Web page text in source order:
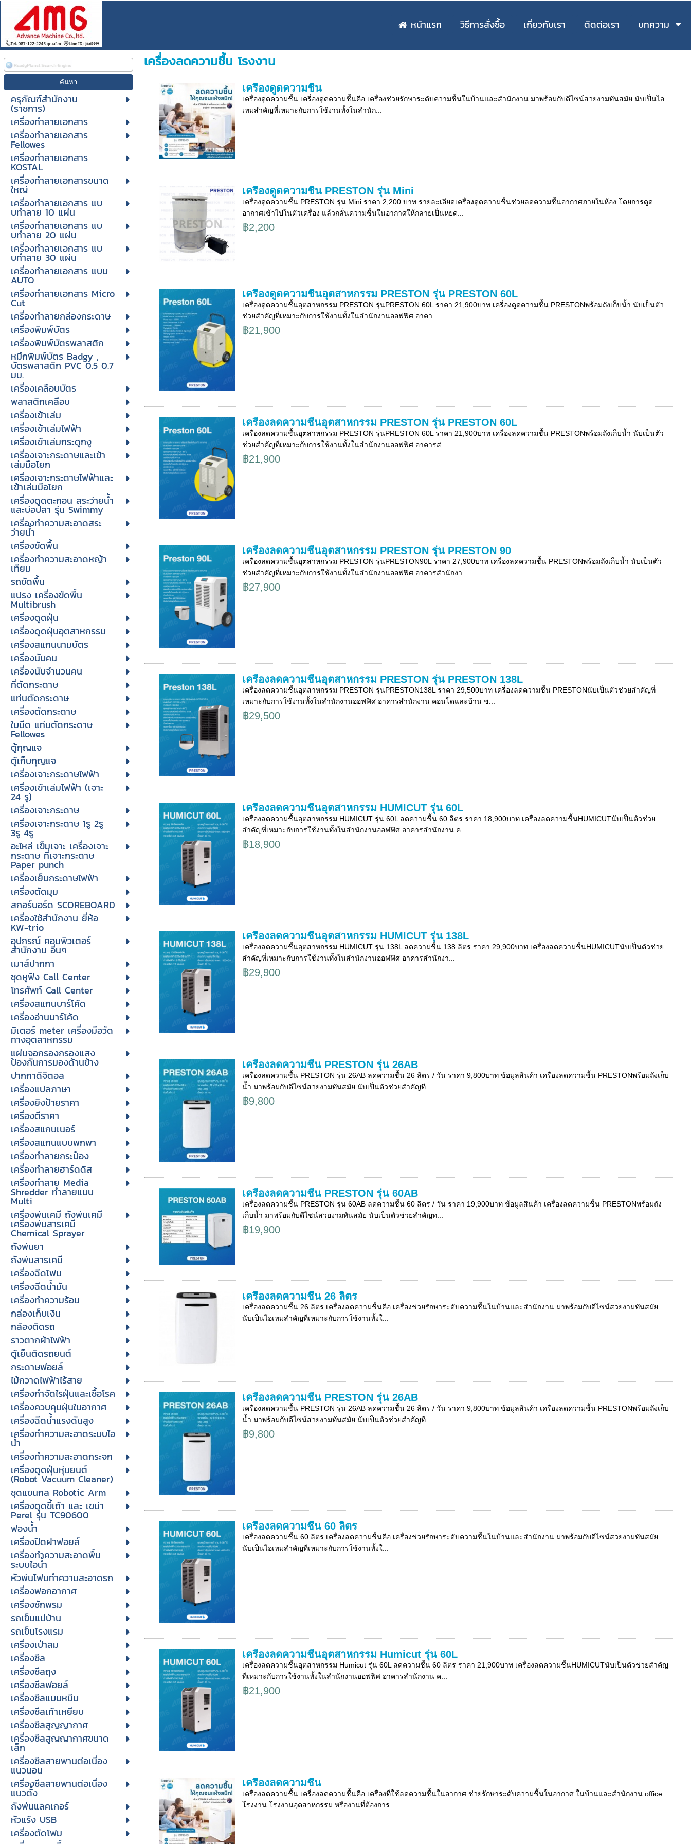
หน้าแรก วิธีการสั่งซื้อ เกี่ยวกับเรา ติดต่อเรา บทความ
ครุภัณฑ์สำนักงาน
(ราชการ)
เครื่องทำลายเอกสาร
เครื่องทำลายเอกสาร
Fellowes
เครื่องทำลายเอกสาร
KOSTAL
เครื่องทำลายเอกสารขนาด
ใหญ่
เครื่องทําลายเอกสาร แบ
บทําลาย 10 แผ่น
เครื่องทําลายเอกสาร แบ
บทําลาย 20 แผ่น
เครื่องทําลายเอกสาร แบ
บทําลาย 30 แผ่น
เครื่องทำลายเอกสาร แบบ
AUTO
เครื่องทำลายเอกสาร Micro
Cut
เครื่องทำลายกล่องกระดาษ
เครื่องพิมพ์บัตร
เครื่องพิมพ์บัตรพลาสติก
หมึกพิมพ์บัตร Badgy ,
บัตรพลาสติก PVC 0.5 0.7
มม.
เครื่องเคลือบบัตร
พลาสติกเคลือบ
เครื่องเข้าเล่ม
เครื่องเข้าเล่มไฟฟ้า
เครื่องเข้าเล่มกระดูกงู
เครื่องเจาะกระดาษและเข้า
เล่มมือโยก
เครื่องเจาะกระดาษไฟฟ้าและ
เข้าเล่มมือโยก
เครื่องดูดตะกอน สระว่ายน้ำ
และบ่อปลา รุ่น Swimmy
เครื่องทำความสะอาดสระ
ว่ายน้ำ
เครื่องขัดพื้น
เครื่องทำความสะอาดหญ้า
เทียม
รถขัดพื้น
แปรง เครื่องขัดพื้น
Multibrush
เครื่องดูดฝุ่น
เครื่องดูดฝุ่นอุตสาหกรรม
เครื่องสแกนนามบัตร
เครื่องนับคน
เครื่องนับจํานวนคน
ที่ตัดกระดาษ
แท่นตัดกระดาษ
เครื่องตัดกระดาษ
ใบมีด แท่นตัดกระดาษ
Fellowes
ตู้กุญแจ
ตู้เก็บกุญแจ
เครื่องเจาะกระดาษไฟฟ้า
เครื่องเข้าเล่มไฟฟ้า (เจาะ
24 รู)
เครื่องเจาะกระดาษ
เครื่องเจาะกระดาษ 1รู 2รู
3รู 4รู
อะไหล่ เข็มเจาะ เครื่องเจาะ
กระดาษ ที่เจาะกระดาษ
Paper punch
เครื่องเย็บกระดาษไฟฟ้า
เครื่องตัดมุม
สกอร์บอร์ด SCOREBOARD
เครื่องใช้สำนักงาน ยี่ห้อ
KW-trio
อุปกรณ์ คอมพิวเตอร์
สำนักงาน อื่นๆ
เมาส์ปากกา
ชุดหูฟัง Call Center
โทรศัพท์ Call Center
เครื่องสแกนบาร์โค้ด
เครื่องอ่านบาร์โค้ด
มิเตอร์ meter เครื่องมือวัด
ทางอุตสาหกรรม
แผ่นจอกรองกรองแสง
ป้องกันการมองด้านข้าง
ปากกาดิจิตอล
เครื่องแปลภาษา
เครื่องยิงป้ายราคา
เครื่องตีราคา
เครื่องสแกนเนอร์
เครื่องสแกนแบบพกพา
เครื่องทำลายกระป๋อง
เครื่องทำลายฮาร์ดดิส
เครื่องทำลาย Media
Shredder ทำลายแบบ
Multi
เครื่องพ่นเคมี ถังพ่นเคมี
เครื่องพ่นสารเคมี
Chemical Sprayer
ถังพ่นยา
ถังพ่นสารเคมี
เครื่องฉีดโฟม
เครื่องฉีดน้ำมัน
เครื่องทำความร้อน
กล่องเก็บเงิน
กล้องติดรถ
ราวตากผ้าไฟฟ้า
ตู้เย็นติดรถยนต์
กระดาษฟอยล์
ไม้กวาดไฟฟ้าไร้สาย
เครื่องกำจัดไรฝุ่นและเชื้อโรค
เครื่องควบคุมฝุ่นในอากาศ
เครื่องฉีดน้ำแรงดันสูง
เครื่องทำความสะอาดระบบไอ
น้ำ
เครื่องทำความสะอาดกระจก
เครื่องดูดฝุ่นหุ่นยนต์
(Robot Vacuum Cleaner)
ชุดแขนกล Robotic Arm
เครื่องดูดขี้เถ้า และ เขม่า
Perel รุ่น TC90600
ฟองน้ำ
เครื่องปิดฝาฟอยล์
เครื่องทำความสะอาดพื้น
ระบบไอน้ำ
หัวพ่นโฟมทำความสะอาดรถ
เครื่องฟอกอากาศ
เครื่องซักพรม
รถเข็นแม่บ้าน
รถเข็นโรงแรม
เครื่องเป่าลม
เครื่องซีล
เครื่องซีลถุง
เครื่องซีลฟอยล์
เครื่องซีลแบบหนีบ
เครื่องซีลเท้าเหยียบ
เครื่องซีลสูญญากาศ
เครื่องซีลสูญญากาศขนาด
เล็ก
เครื่องซีลสายพานต่อเนื่อง
แนวนอน
เครื่องซีลสายพานต่อเนื่อง
แนวตั้ง
ถังพ่นแลคเกอร์
หัวแร้ง USB
เครื่องตัดโฟม
เครื่องลดความชื้น โรงงาน
เครื่องดูดความชื้น
เครื่องดูดความชื้น เครื่องดูดความชื้นคือ เครื่องช่วยรักษาระดับความชื้นในบ้านและสำนักงาน มาพร้อมกับดีไซน์สวยงามทันสมัย นับเป็นไอ
เทมสำคัญที่เหมาะกับการใช้งานทั้งในสำนัก...
เครื่องดูดความชื้น PRESTON รุ่น Mini
เครื่องดูดความชื้น PRESTON รุ่น Mini ราคา 2,200 บาท รายละเอียดเครื่องดูดความชื้นช่วยลดความชื้นอากาศภายในห้อง โดยการดูด
อากาศเข้าไปในตัวเครื่อง แล้วกลั่นความชื้นในอากาศให้กลายเป็นหยด...
฿2,200
เครื่องดูดความชื้นอุตสาหกรรม PRESTON รุ่น PRESTON 60L
เครื่องดูดความชื้นอุตสาหกรรม PRESTON รุ่นPRESTON 60L ราคา 21,900บาท เครื่องดูดความชื้น PRESTONพร้อมถังเก็บน้ำ นับเป็นตัว
ช่วยสำคัญที่เหมาะกับการใช้งานทั้งในสำนักงานออฟฟิศ อาคา...
฿21,900
เครื่องลดความชื้นอุตสาหกรรม PRESTON รุ่น PRESTON 60L
เครื่องลดความชื้นอุตสาหกรรม PRESTON รุ่นPRESTON 60L ราคา 21,900บาท เครื่องลดความชื้น PRESTONพร้อมถังเก็บน้ำ นับเป็นตัว
ช่วยสำคัญที่เหมาะกับการใช้งานทั้งในสำนักงานออฟฟิศ อาคารส...
฿21,900
เครื่องลดความชื้นอุตสาหกรรม PRESTON รุ่น PRESTON 90
เครื่องลดความชื้นอุตสาหกรรม PRESTON รุ่นPRESTON90L ราคา 27,900บาท เครื่องลดความชื้น PRESTONพร้อมถังเก็บน้ำ นับเป็นตัว
ช่วยสำคัญที่เหมาะกับการใช้งานทั้งในสำนักงานออฟฟิศ อาคารสำนักงา...
฿27,900
เครื่องลดความชื้นอุตสาหกรรม PRESTON รุ่น PRESTON 138L
เครื่องลดความชื้นอุตสาหกรรม PRESTON รุ่นPRESTON138L ราคา 29,500บาท เครื่องลดความชื้น PRESTONนับเป็นตัวช่วยสำคัญที่
เหมาะกับการใช้งานทั้งในสำนักงานออฟฟิศ อาคารสำนักงาน คอนโดและบ้าน ช...
฿29,500
เครื่องลดความชื้นอุตสาหกรรม HUMICUT รุ่น 60L
เครื่องลดความชื้นอุตสาหกรรม HUMICUT รุ่น 60L ลดความชื้น 60 ลิตร ราคา 18,900บาท เครื่องลดความชื้นHUMICUTนับเป็นตัวช่วย
สำคัญที่เหมาะกับการใช้งานทั้งในสำนักงานออฟฟิศ อาคารสำนักงาน ค...
฿18,900
เครื่องลดความชื้นอุตสาหกรรม HUMICUT รุ่น 138L
เครื่องลดความชื้นอุตสาหกรรม HUMICUT รุ่น 138L ลดความชื้น 138 ลิตร ราคา 29,900บาท เครื่องลดความชื้นHUMICUTนับเป็นตัวช่วย
สำคัญที่เหมาะกับการใช้งานทั้งในสำนักงานออฟฟิศ อาคารสำนักงา...
฿29,900
เครื่องลดความชื้น PRESTON รุ่น 26AB
เครื่องลดความชื้น PRESTON รุ่น 26AB ลดความชื้น 26 ลิตร / วัน ราคา 9,800บาท ข้อมูลสินค้า เครื่องลดความชื้น PRESTONพร้อมถังเก็บ
น้ำ มาพร้อมกับดีไซน์สวยงามทันสมัย นับเป็นตัวช่วยสำคัญที...
฿9,800
เครื่องลดความชื้น PRESTON รุ่น 60AB
เครื่องลดความชื้น PRESTON รุ่น 60AB ลดความชื้น 60 ลิตร / วัน ราคา 19,900บาท ข้อมูลสินค้า เครื่องลดความชื้น PRESTONพร้อมถัง
เก็บน้ำ มาพร้อมกับดีไซน์สวยงามทันสมัย นับเป็นตัวช่วยสำคัญท...
฿19,900
เครื่องลดความชื้น 26 ลิตร
เครื่องลดความชื้น 26 ลิตร เครื่องลดความชื้นคือ เครื่องช่วยรักษาระดับความชื้นในบ้านและสำนักงาน มาพร้อมกับดีไซน์สวยงามทันสมัย
นับเป็นไอเทมสำคัญที่เหมาะกับการใช้งานทั้งใ...
เครื่องลดความชื้น PRESTON รุ่น 26AB
เครื่องลดความชื้น PRESTON รุ่น 26AB ลดความชื้น 26 ลิตร / วัน ราคา 9,800บาท ข้อมูลสินค้า เครื่องลดความชื้น PRESTONพร้อมถังเก็บ
น้ำ มาพร้อมกับดีไซน์สวยงามทันสมัย นับเป็นตัวช่วยสำคัญที...
฿9,800
เครื่องลดความชื้น 60 ลิตร
เครื่องลดความชื้น 60 ลิตร เครื่องลดความชื้นคือ เครื่องช่วยรักษาระดับความชื้นในบ้านและสำนักงาน มาพร้อมกับดีไซน์สวยงามทันสมัย
นับเป็นไอเทมสำคัญที่เหมาะกับการใช้งานทั้งใ...
เครื่องลดความชื้นอุตสาหกรรม Humicut รุ่น 60L
เครื่องลดความชื้นอุตสาหกรรม Humicut รุ่น 60L ลดความชื้น 60 ลิตร ราคา 21,900บาท เครื่องลดความชื้นHUMICUTนับเป็นตัวช่วยสำคัญ
ที่เหมาะกับการใช้งานทั้งในสำนักงานออฟฟิศ อาคารสำนักงาน ค...
฿21,900
เครื่องลดความชื้น
เครื่องลดความชื้น เครื่องลดความชื้นคือ เครื่องที่ใช้ลดความชื้นในอากาศ ช่วยรักษาระดับความชื้นในอากาศ ในบ้านและสำนักงาน office
โรงงาน โรงงานอุตสาหกรรม หรืองานที่ต้องการ...